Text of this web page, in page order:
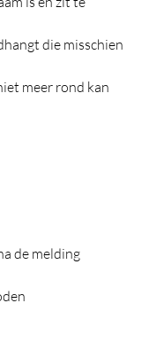
die misschien
meer rond kan
de melding